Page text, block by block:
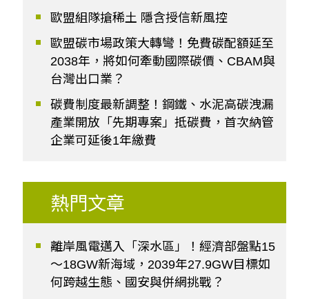
歐盟組隊搶稀土 隱含授信新風控
歐盟碳市場政策大轉彎！免費碳配額延至
2038年，將如何牽動國際碳價、CBAM與
台灣出口業？
碳費制度最新調整！鋼鐵、水泥高碳洩漏
產業開放「先期專案」抵碳費，首次納管
企業可延後1年繳費
熱門文章
離岸風電邁入「深水區」！經濟部盤點15
～18GW新海域，2039年27.9GW目標如
何跨越生態、國安與併網挑戰？